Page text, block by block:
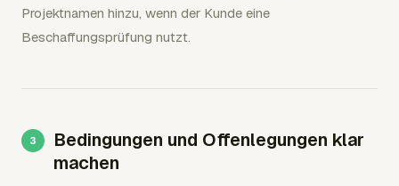
Projektnamen hinzu, wenn der Kunde eine
Beschaffungsprüfung nutzt.
Bedingungen und Offenlegungen klar
machen